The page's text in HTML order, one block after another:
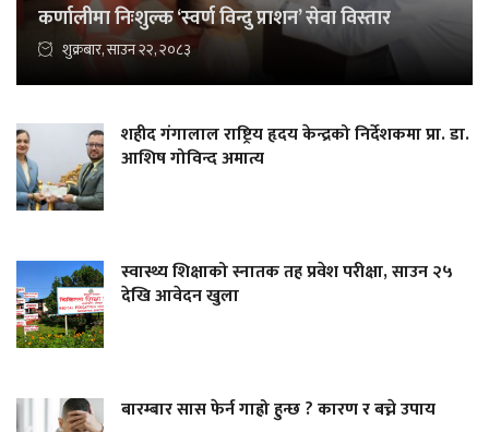
कर्णालीमा निःशुल्क ‘स्वर्ण विन्दु प्राशन’ सेवा विस्तार
शुक्रबार, साउन २२, २०८३
शहीद गंगालाल राष्ट्रिय हृदय केन्द्रको निर्देशकमा प्रा. डा.
आशिष गोविन्द अमात्य
स्वास्थ्य शिक्षाको स्नातक तह प्रवेश परीक्षा, साउन २५
देखि आवेदन खुला
बारम्बार सास फेर्न गाह्रो हुन्छ ? कारण र बच्ने उपाय